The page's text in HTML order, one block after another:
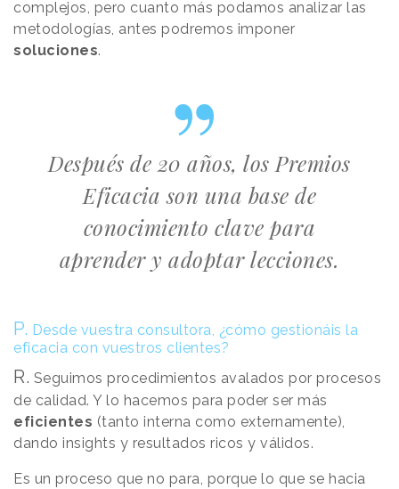
complejos, pero cuanto más podamos analizar las
metodologías, antes podremos imponer
soluciones.
Después de 20 años, los Premios
Eficacia son una base de
conocimiento clave para
aprender y adoptar lecciones.
P. Desde vuestra consultora, ¿cómo gestionáis la
eficacia con vuestros clientes?
R. Seguimos procedimientos avalados por procesos
de calidad. Y lo hacemos para poder ser más
eficientes (tanto interna como externamente),
dando insights y resultados ricos y válidos.
Es un proceso que no para, porque lo que se hacia